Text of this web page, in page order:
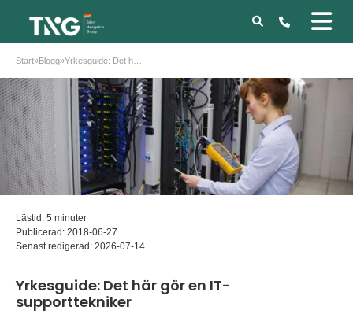
Start»Blogg»
Lästid: 5 minuter
Publicerad: 2018-06-27
Senast redigerad: 2026-07-14
Yrkesguide: Det här gör en IT-
supporttekniker